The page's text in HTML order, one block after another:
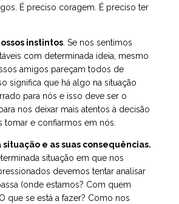
É preciso coragem. É preciso ter
instintos . Se nos sentimos
com determinada ideia, mesmo
amigos pareçam todos de
significa que há algo na situação
para nós e isso deve ser o
nos deixar mais atentos à decisão
tomar e confiarmos em nós.
situação e as suas consequências.
situação em que nos
devemos tentar analisar
(onde estamos? Com quem
que se está a fazer? Como nos